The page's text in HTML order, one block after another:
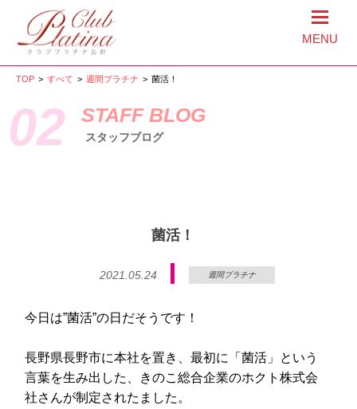
MENU
TOP > すべて > 週間プラチナ > 菌活！
02 STAFF BLOG
スタッフブログ
菌活！
2021.05.24 週間プラチナ
今日は”菌活”の日だそうです！
長野県長野市に本社を置き、最初に「菌活」という
言葉を生み出した、きのこ総合企業のホクト株式会
社さんが制定されたました。